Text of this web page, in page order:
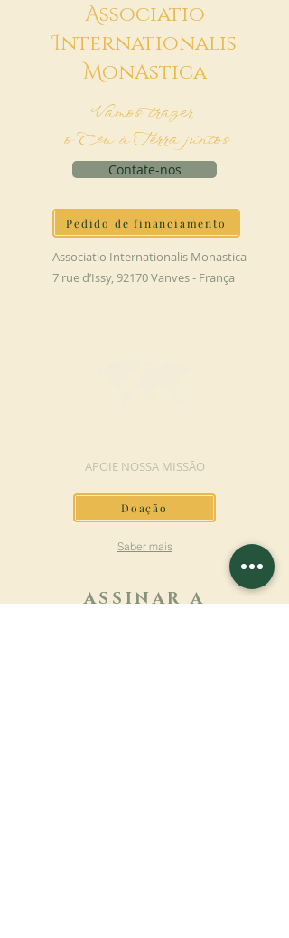
Associatio
Internationalis
MonAstica
Vamos trazer
o Céu à Terra juntos
Contate-nos
Pedido de financiamento
Associatio Internationalis Monastica
7 rue d’Issy, 92170 Vanves - França
APOIE NOSSA MISSÃO
Doação
Saber mais
ASSINAR A